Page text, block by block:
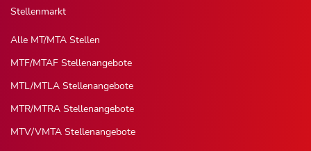
Stellenmarkt
Alle MT/MTA Stellen
MTF/MTAF Stellenangebote
MTL/MTLA Stellenangebote
MTR/MTRA Stellenangebote
MTV/VMTA Stellenangebote